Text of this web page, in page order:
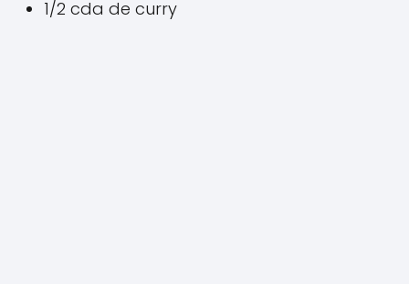
1/2 cda de curry